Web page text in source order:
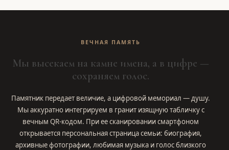
ВЕЧНАЯ ПАМЯТЬ
Мы высекаем на камне имена, а в цифре —
сохраняем голос.
Памятник передает величие, а цифровой мемориал — душу.
Мы аккуратно интегрируем в гранит изящную табличку с
вечным QR-кодом. При ее сканировании смартфоном
открывается персональная страница семьи: биография,
архивные фотографии, любимая музыка и голос близкого